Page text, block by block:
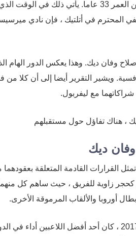
عاما والمدافع المركزي فيرجيل فان ديك البالغ من
المحترم في أتلتيك ، فإن نادي
وفان ديك. وهذا يعكس الدور الهام
ويشير التقرير أيضا إلى أن كلا
شراكاتهما مع ليفربول.
ديك
القرارات القادمة المتعلقة
كحجر زاوية للفريق ، حيث ساهم كل
أوروبا والألقاب المرموقة الأخرى.
محمد صلاح ، الذي وصل إلى ليفربول في صيف 2017 ، كان أحد